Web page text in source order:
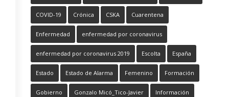
COVID-19 Crónica CSKA Cuarentena
Enfermedad enfermedad por coronavirus
enfermedad por coronavirus 2019 Escolta España
Estado Estado de Alarma Femenino Formación
Gobierno Gonzalo Micó_Tico-Javier Información